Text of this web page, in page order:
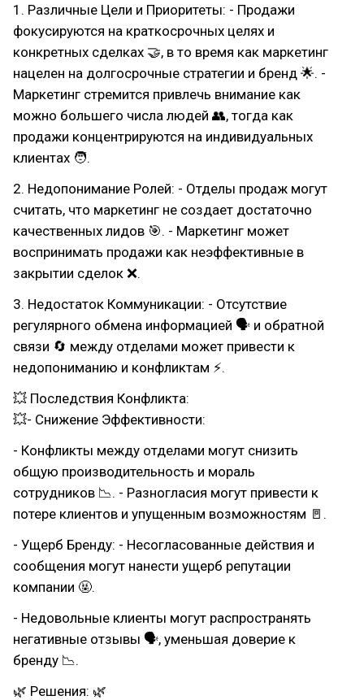
1. Различные Цели и Приоритеты: - Продажи
фокусируются на краткосрочных целях и
конкретных сделках 🤝, в то время как маркетинг
нацелен на долгосрочные стратегии и бренд 🌟. -
Маркетинг стремится привлечь внимание как
можно большего числа людей 👥, тогда как
продажи концентрируются на индивидуальных
клиентах 🧑.
2. Недопонимание Ролей: - Отделы продаж могут
считать, что маркетинг не создает достаточно
качественных лидов 🎯. - Маркетинг может
воспринимать продажи как неэффективные в
закрытии сделок ❌.
3. Недостаток Коммуникации: - Отсутствие
регулярного обмена информацией 🗣 и обратной
связи 🔄 между отделами может привести к
недопониманию и конфликтам ⚡.
💥 Последствия Конфликта:
💥- Снижение Эффективности:
- Конфликты между отделами могут снизить
общую производительность и мораль
сотрудников 📉. - Разногласия могут привести к
потере клиентов и упущенным возможностям 🚪.
- Ущерб Бренду: - Несогласованные действия и
сообщения могут нанести ущерб репутации
компании 🤬.
- Недовольные клиенты могут распространять
негативные отзывы 🗣, уменьшая доверие к
бренду 📉.
🌿 Решения: 🌿